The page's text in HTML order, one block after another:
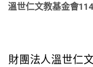
溫世仁文教基金會
財團法人溫世仁